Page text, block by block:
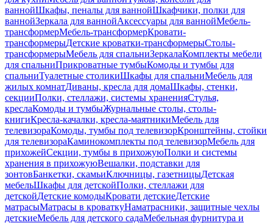
ваннойШкафы, пеналы для ваннойШкафчики, полки для
ваннойЗеркала для ваннойАксессуары для ваннойМебель-
трансформерМебель-трансформерКровати-
трансформерыДетские кроватки-трансформерыСтолы-
трансформерыМебель для спальниЗеркалаКомплекты мебели
для спальниПрикроватные тумбыКомоды и тумбы для
спальниТуалетные столикиШкафы для спальниМебель для
жилых комнатДиваны, кресла для домаШкафы, стенки,
секцииПолки, стеллажи, системы храненияСтулья,
креслаКомоды и тумбыЖурнальные столы, столы-
книгиКресла-качалки, кресла-маятникиМебель для
телевизораКомоды, тумбы под телевизорКронштейны, стойки
для телевизораКаминокомплекты под телевизорМебель для
прихожейСекции, тумбы в прихожуюПолки и системы
хранения в прихожуюВешалки, подставки для
зонтовБанкетки, скамьиКлючницы, газетницыДетская
мебельШкафы для детскойПолки, стеллажи для
детскойДетские комодыКровати детскиеДетские
матрасыМатрасы в кроваткуНаматрасники, защитные чехлы
детскиеМебель для детского садаМебельная фурнитура и